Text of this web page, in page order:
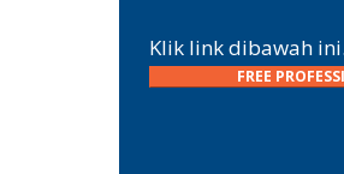
Klik link dibawah ini.
FREE